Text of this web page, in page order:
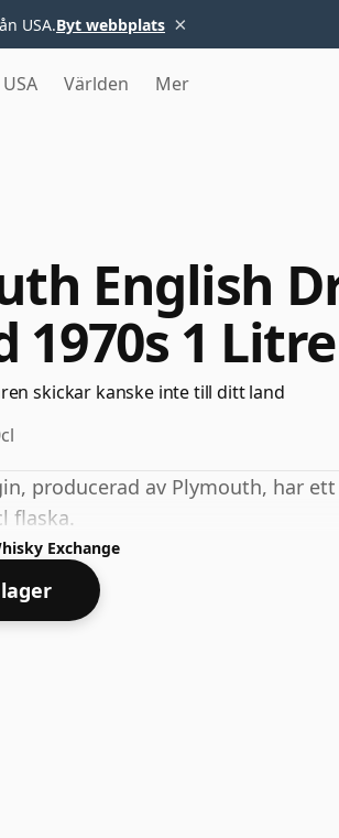
USA.Byt webbplats ×
USA Världen Mer
English
1970s 1 Litre
skickar kanske inte till ditt land
producerad av Plymouth, har ett
flaska.
Exchange